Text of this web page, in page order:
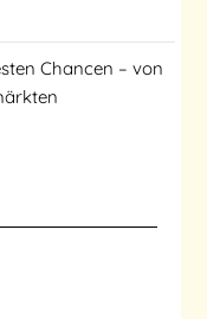
Chancen – von